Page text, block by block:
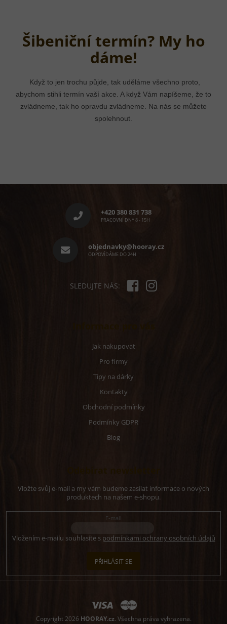
Šibeniční termín? My ho
dáme!
Když to jen trochu půjde, tak uděláme všechno proto,
abychom stihli termín vaší akce. A když Vám napíšeme, že to
zvládneme, tak ho opravdu zvládneme. Na nás se můžete
spolehnout.
Z
+420 380 831 738
PRACOVNÍ DNY 8 - 15H
objednavky@hooray.cz
ODPOVÍDÁME DO 24H
SLEDUJTE NÁS:
Jak nakupovat
Pro firmy
Tipy na dárky
Kontakty
Obchodní podmínky
Podmínky GDPR
Blog
Vložte svůj e-mail a my vám budeme zasílat informace o nových
produktech na našem e-shopu.
E-mail
Vložením e-mailu souhlasíte s podmínkami ochrany osobních údajů
PŘIHLÁSIT SE
Copyright 2026 HOORAY.cz. Všechna práva vyhrazena.